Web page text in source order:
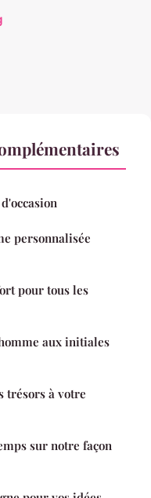
personnalisée
pour tous les
aux initiales
trésors à votre
sur notre façon